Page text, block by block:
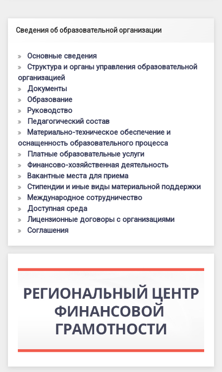
Левый сайдбар
Сведения об образовательной организации
Основные сведения
Структура и органы управления образовательной
организацией
Документы
Образование
Руководство
Педагогический состав
Материально-техническое обеспечение и
оснащенность образовательного процесса
Платные образовательные услуги
Финансово-хозяйственная деятельность
Вакантные места для приема
Стипендии и иные виды материальной поддержки
Международное сотрудничество
Доступная среда
Лицензионные договоры с организациями
Соглашения